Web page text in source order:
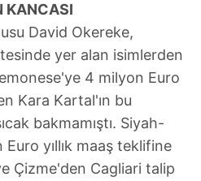
KANCASI
David Okereke,
yer alan isimlerden
4 milyon Euro
Kara Kartal'ın bu
bakmamıştı. Siyah-
Euro yıllık maaş teklifine
Çizme'den Cagliari talip